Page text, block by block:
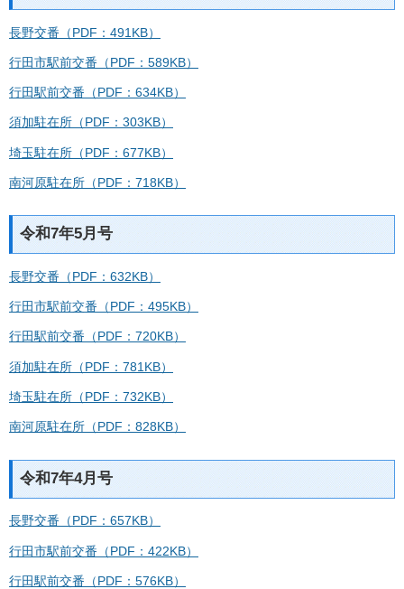
長野交番（PDF：491KB）
行田市駅前交番（PDF：589KB）
行田駅前交番（PDF：634KB）
須加駐在所（PDF：303KB）
埼玉駐在所（PDF：677KB）
南河原駐在所（PDF：718KB）
令和7年5月号
長野交番（PDF：632KB）
行田市駅前交番（PDF：495KB）
行田駅前交番（PDF：720KB）
須加駐在所（PDF：781KB）
埼玉駐在所（PDF：732KB）
南河原駐在所（PDF：828KB）
令和7年4月号
長野交番（PDF：657KB）
行田市駅前交番（PDF：422KB）
行田駅前交番（PDF：576KB）